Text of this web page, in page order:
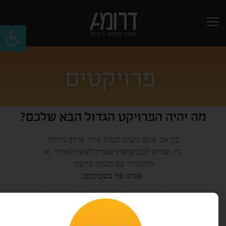
פרויקטים
מה יהיה הפרויקט הגדול הבא שלכם?
בין אם אתם רוצים לבנות אתר או דף נחיתה
בין אם יש לכם קמפיין שצריך לצאת לאוויר או
להתמודד עם משבר ברשת
אנחנו פה בשבילכם!
הצוות שלנו ערוך ומוכן לבצע אפיון של הצרכים שלכם
ולתת מענה ייעודי ואיכותי לפרויקט שלכם וזאת
באמצעות ליווי אישי ומקצועי.